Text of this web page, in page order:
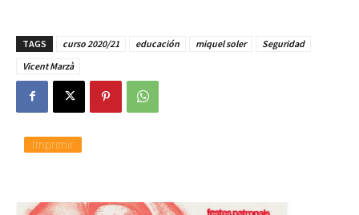
TAGS curso 2020/21 educación miquel soler
Seguridad
Vicent Marzà
Imprimir